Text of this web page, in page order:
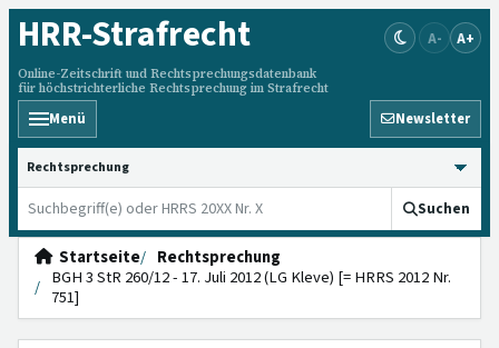
HRR-Strafrecht
Online-Zeitschrift und Rechtsprechungsdatenbank
für höchstrichterliche Rechtsprechung im Strafrecht
A- A+
Menü Newsletter
HRRS durchsuchen
Suchen
Startseite
Rechtsprechung
BGH 3 StR 260/12 - 17. Juli 2012 (LG Kleve) [= HRRS 2012 Nr.
751]